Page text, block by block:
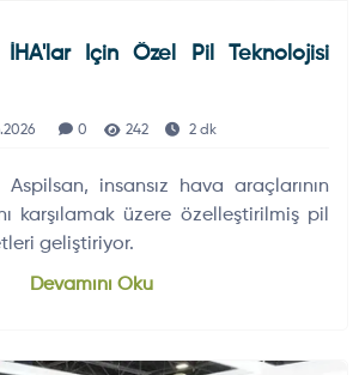
İHA'lar Için Özel Pil Teknolojisi
0 242 2 dk
insansız hava araçlarının
karşılamak üzere özelleştirilmiş pil
geliştiriyor.
Devamını Oku